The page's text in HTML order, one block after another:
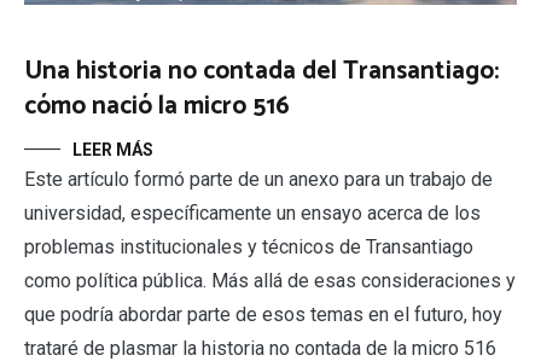
Una historia no contada del Transantiago:
cómo nació la micro 516
LEER MÁS
Este artículo formó parte de un anexo para un trabajo de
universidad, específicamente un ensayo acerca de los
problemas institucionales y técnicos de Transantiago
como política pública. Más allá de esas consideraciones y
que podría abordar parte de esos temas en el futuro, hoy
trataré de plasmar la historia no contada de la micro 516